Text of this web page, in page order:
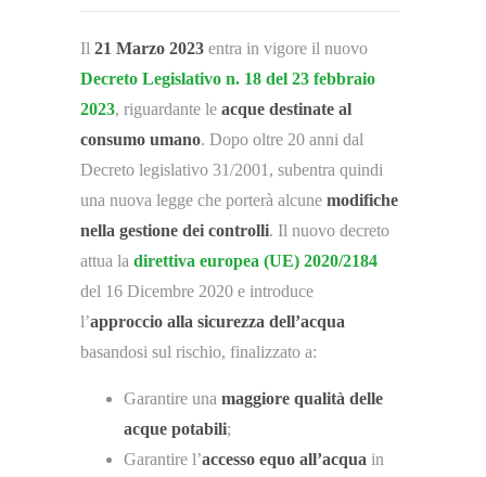
Il 21 Marzo 2023 entra in vigore il nuovo
Decreto Legislativo n. 18 del 23 febbraio
2023, riguardante le acque destinate al
consumo umano. Dopo oltre 20 anni dal
Decreto legislativo 31/2001, subentra quindi
una nuova legge che porterà alcune modifiche
nella gestione dei controlli. Il nuovo decreto
attua la direttiva europea (UE) 2020/2184
del 16 Dicembre 2020 e introduce
l’approccio alla sicurezza dell’acqua
basandosi sul rischio, finalizzato a:
Garantire una maggiore qualità delle
acque potabili;
Garantire l’accesso equo all’acqua in